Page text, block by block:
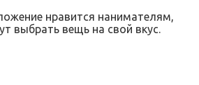
нравится нанимателям,
выбрать вещь на свой вкус.